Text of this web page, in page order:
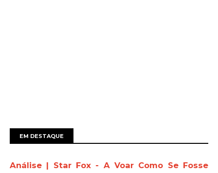
EM DESTAQUE
Análise | Star Fox - A Voar Como Se Fosse